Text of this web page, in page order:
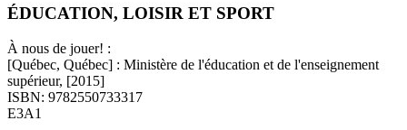
ÉDUCATION, LOISIR ET SPORT
À nous de jouer! :
[Québec, Québec] : Ministère de l'éducation et de l'enseignement
supérieur, [2015]
ISBN: 9782550733317
E3A1